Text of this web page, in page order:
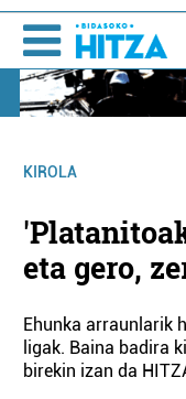
KIROLA
eta gero,
Ehunka arraunlarik
ligak. Baina badira
birekin izan da